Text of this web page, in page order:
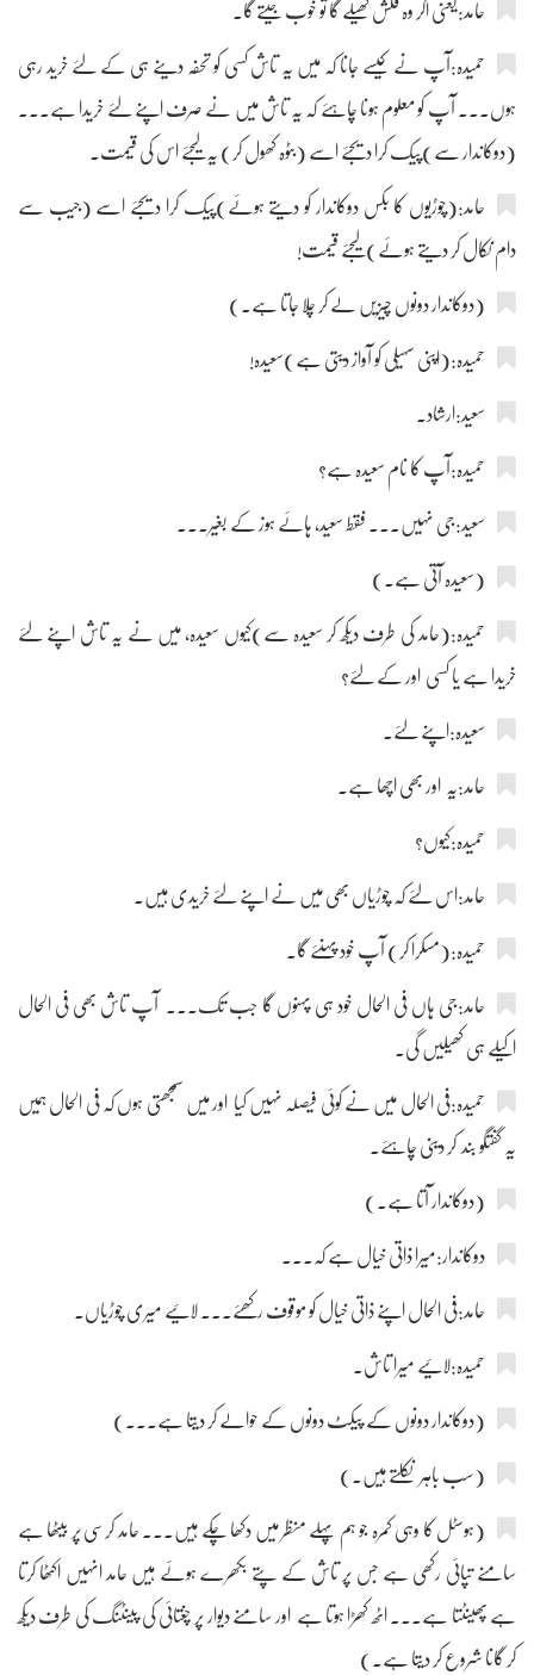
حامد:یعنی اگر وہ فلش کھیلے گا تو خوب جیتے گا۔
حمیدہ:آپ نے کیسے جانا کہ میں یہ تاش کسی کو تحفہ دینے ہی کے لئے خرید رہی
ہوں۔۔۔ آپ کو معلوم ہونا چاہئے کہ یہ تاش میں نے صرف اپنے لئے خریدا ہے۔۔۔
(دوکاندار سے)پیک کرا دیجئے اسے (بٹوہ کھول کر) یہ لیجئے اس کی قیمت۔
حامد:(چوڑیوں کا بکس دوکاندار کو دیتے ہوئے)پیک کرا دیجئے اسے (جیب سے
دام نکال کر دیتے ہوئے) لیجئے قیمت!
(دوکاندار دونوں چیزیں لے کر چلا جاتا ہے۔)
حمیدہ:(اپنی سہیلی کو آواز دیتی ہے)سعیدہ!
سعید:ارشاد۔
حمیدہ:آپ کا نام سعیدہ ہے؟
سعید:جی نہیں۔۔۔ فقط سعید، ہائے ہوز کے بغیر۔۔۔
(سعیدہ آتی ہے۔)
حمیدہ:(حامد کی طرف دیکھ کر سعیدہ سے)کیوں سعیدہ، میں نے یہ تاش اپنے لئے
خریدا ہے یا کسی اور کے لئے؟
سعیدہ:اپنے لئے۔
حامد:یہ اور بھی اچھا ہے۔
حمیدہ:کیوں؟
حامد:اس لئے کہ چوڑیاں بھی میں نے اپنے لئے خریدی ہیں۔
حمیدہ:(مسکرا کر) آپ خود پہنئے گا۔
حامد:جی ہاں فی الحال خود ہی پہنوں گا جب تک۔۔۔ آپ تاش بھی فی الحال
اکیلے ہی کھیلیں گی۔
حمیدہ:فی الحال میں نے کوئی فیصلہ نہیں کیا اور میں سمجھتی ہوں کہ فی الحال ہمیں
یہ گفتگو بند کر دینی چاہئے۔
(دوکاندار آتا ہے۔)
دوکاندار:میرا ذاتی خیال ہے کہ۔۔۔
حامد:فی الحال اپنے ذاتی خیال کو موقوف رکھئے۔۔۔ لائیے میری چوڑیاں۔
حمیدہ:لائیے میرا تاش۔
(دوکاندار دونوں کے پیکٹ دونوں کے حوالے کر دیتا ہے۔۔۔)
(سب باہر نکلتے ہیں۔)
(ہوسٹل کا وہی کمرہ جو ہم پہلے منظر میں دکھا چکے ہیں۔۔۔ حامد کرسی پر بیٹھا ہے
سامنے تپائی رکھی ہے جس پر تاش کے پتے بکھرے ہوئے ہیں حامد انہیں اکٹھا کرتا
ہے پھینٹتا ہے۔۔۔ اٹھ کھڑا ہوتا ہے اور سامنے دیوار پر چغتائی کی پینٹنگ کی طرف دیکھ
کر گانا شروع کر دیتا ہے۔)